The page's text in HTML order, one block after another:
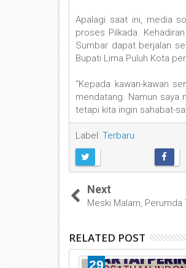
Apalagi saat ini, media
proses Pilkada.
Sumbar dapat berjalan
Bupati Lima Puluh Kota
“Kepada kawan-kawan
mendatang. Namun saya
tetapi kita ingin sahabat-
Label: Terbaru
Next
Meski Malam, Perumda
RELATED POST
29